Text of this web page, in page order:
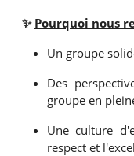
✨ Pourquoi nous
Un groupe
Des
groupe en
Une culture
respect et